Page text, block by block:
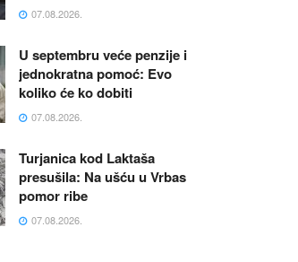
07.08.2026.
U septembru veće penzije i
jednokratna pomoć: Evo
koliko će ko dobiti
07.08.2026.
Turjanica kod Laktaša
presušila: Na ušću u Vrbas
pomor ribe
07.08.2026.